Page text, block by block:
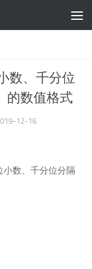
数、千分位
的数值格式
12-16
数、千分位分隔